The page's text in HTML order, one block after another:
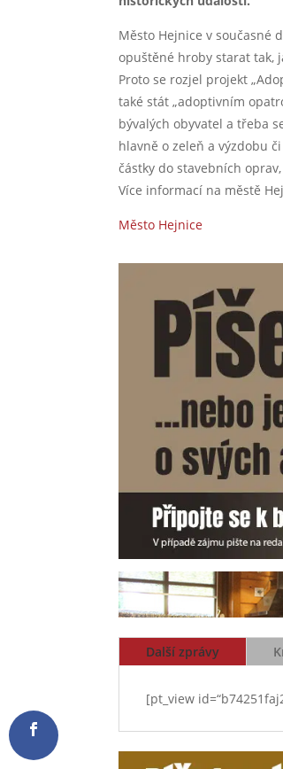
Město Hejnice v současné
opuštěné hroby starat tak,
Proto se rozjel projekt
také stát „adoptivním
bývalých obyvatel a třeba
hlavně o zeleň a výzdobu
částky do stavebních
Více informací na městě
Město Hejnice
Další zprávy
[pt_view